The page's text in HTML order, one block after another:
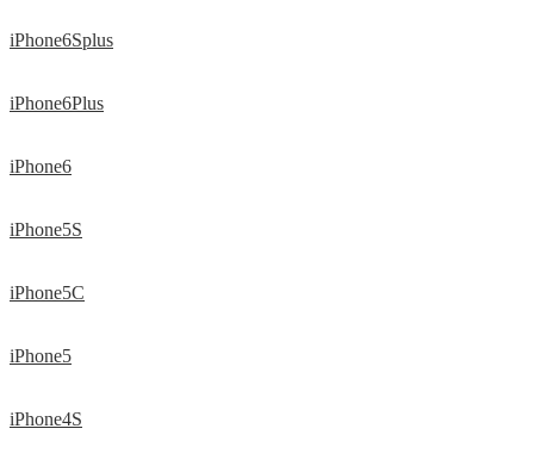
iPhone6Splus
iPhone6Plus
iPhone6
iPhone5S
iPhone5C
iPhone5
iPhone4S